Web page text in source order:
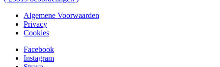
Algemene Voorwaarden
Privacy
Cookies
Facebook
Instagram